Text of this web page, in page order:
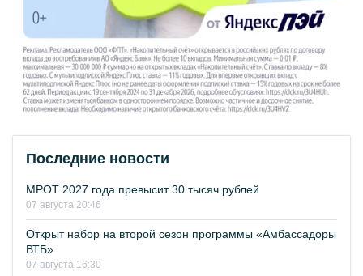
Последние новости
МРОТ 2027 года превысит 30 тысяч рублей
07 августа 20:46
Открыт набор на второй сезон программы «Амбассадоры
ВТБ»
07 августа 16:30